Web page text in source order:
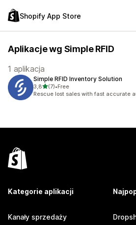
Shopify App Store
Aplikacje wg Simple RFID
1 aplikacja
Simple RFID Inventory Solution
3,8na 5 gwiazdek
(7)
Łączna liczba recenzji: 7
•Free
Rescue lost sales with fast accurate
Kategorie aplikacji
Kanały sprzedaży